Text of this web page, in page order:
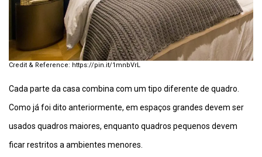
https://pin.it/1mnbVrL
Cada parte da casa combina com um tipo diferente de quadro.
Como já foi dito anteriormente, em espaços grandes devem ser
usados quadros maiores, enquanto quadros pequenos devem
ficar restritos a ambientes menores.